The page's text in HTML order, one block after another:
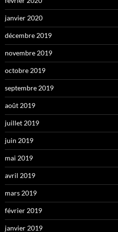
janvier 2020
décembre 2019
novembre 2019
octobre 2019
septembre 2019
août 2019
juillet 2019
juin 2019
mai 2019
avril 2019
mars 2019
février 2019
janvier 2019